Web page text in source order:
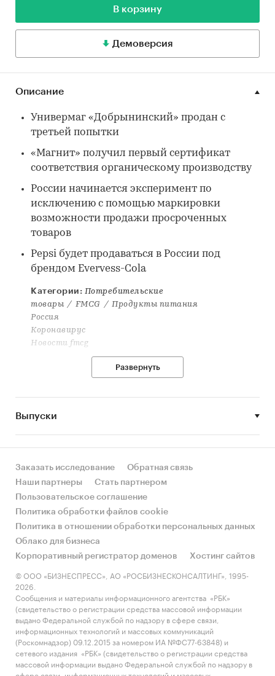
В корзину
Демоверсия
Описание
Универмаг «Добрынинский» продан с
третьей попытки
«Магнит» получил первый сертификат
соответствия органическому производству
России начинается эксперимент по
исключению с помощью маркировки
возможности продажи просроченных
товаров
Pepsi будет продаваться в России под
брендом Evervess-Cola
Категории: Потребительские
товары / FMCG / Продукты питания
Россия
Коронавирус
Новости fmcg
Развернуть
Выпуски
Заказать исследование
Обратная связь
Наши партнеры
Стать партнером
Пользовательское соглашение
Политика обработки файлов cookie
Политика в отношении обработки персональных данных
Облако для бизнеса
Корпоративный регистратор доменов
Хостинг сайтов
© ООО «БИЗНЕСПРЕСС», АО «РОСБИЗНЕСКОНСАЛТИНГ», 1995-
2026.
Сообщения и материалы информационного агентства «РБК»
(свидетельство о регистрации средства массовой информации
выдано Федеральной службой по надзору в сфере связи,
информационных технологий и массовых коммуникаций
(Роскомнадзор) 09.12.2015 за номером ИА №ФС77-63848) и
сетевого издания «РБК» (свидетельство о регистрации средства
массовой информации выдано Федеральной службой по надзору в